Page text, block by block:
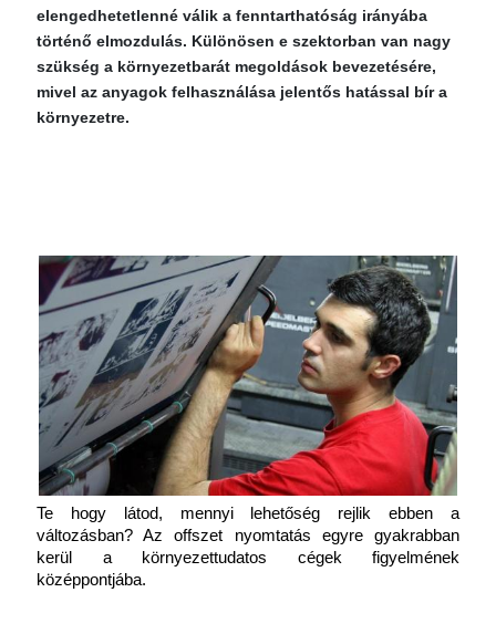
elengedhetetlenné válik a fenntarthatóság irányába
történő elmozdulás. Különösen e szektorban van nagy
szükség a környezetbarát megoldások bevezetésére,
mivel az anyagok felhasználása jelentős hatással bír a
környezetre.
Te hogy látod, mennyi lehetőség rejlik ebben a
változásban? Az offszet nyomtatás egyre gyakrabban
kerül a környezettudatos cégek figyelmének
középpontjába.